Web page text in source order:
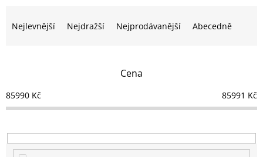
p
r
o
u
Nejlevnější Nejdražší Nejprodávanější Abecedně
Cena
85990 Kč 85991 Kč